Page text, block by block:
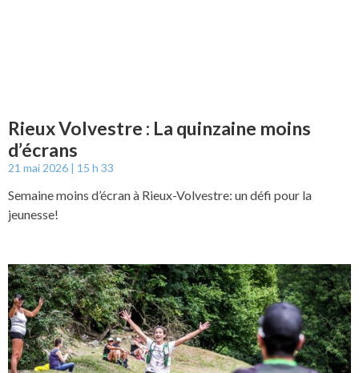
Rieux Volvestre : La quinzaine moins
d’écrans
21 mai 2026 15 h 33
Semaine moins d’écran à Rieux-Volvestre: un défi pour la
jeunesse!